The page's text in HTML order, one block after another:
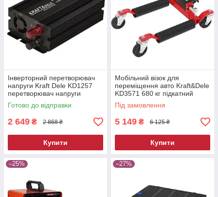
Інверторний перетворювач
напруги Kraft Dele KD1257
перетворювач напруги
автомобільний
Готово до відправки
2 649 ₴ 2 868 ₴
Купити
Мобільний візок для
переміщення авто Kraft&Dele
KD3571 680 кг підкатний
ролик для автосервісу
Під замовлення
5 149 ₴ 6 125 ₴
Купити
–25% –27%